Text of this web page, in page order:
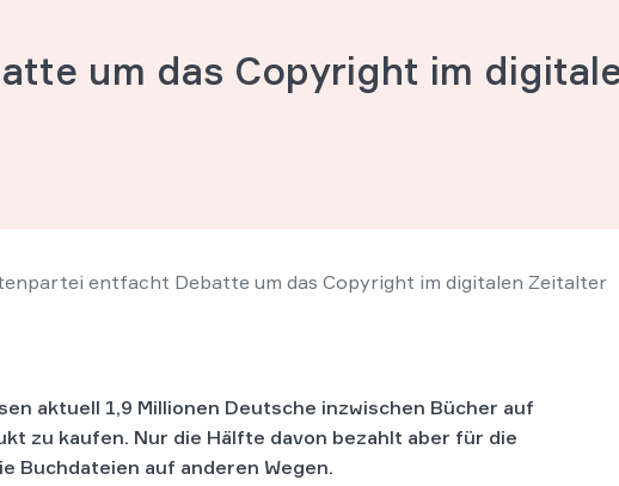
um das Copyright im
entfacht Debatte um das Copyright im digitalen Zeitalter
aktuell 1,9 Millionen Deutsche inzwischen Bücher auf
zu kaufen. Nur die Hälfte davon bezahlt aber für die
Buchdateien auf anderen Wegen.